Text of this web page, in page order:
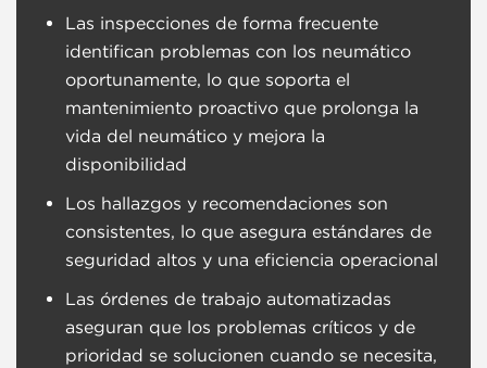
Las inspecciones de forma frecuente
identifican problemas con los neumático
oportunamente, lo que soporta el
mantenimiento proactivo que prolonga la
vida del neumático y mejora la
disponibilidad
Los hallazgos y recomendaciones son
consistentes, lo que asegura estándares de
seguridad altos y una eficiencia operacional
Las órdenes de trabajo automatizadas
aseguran que los problemas críticos y de
prioridad se solucionen cuando se necesita,